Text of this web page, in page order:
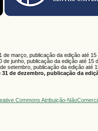
março, publicação da edição até 15
junho, publicação da edição até 15
setembro, publicação da edição até
de dezembro, publicação da
Commons Atribuição-